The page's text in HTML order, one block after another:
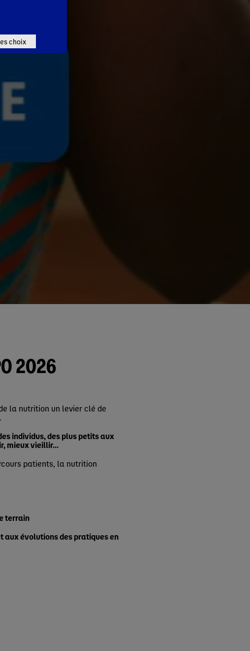
2026​
la nutrition un levier clé de
individus, des plus petits aux
mieux vieillir...
patients, la nutrition
terrain
aux évolutions des pratiques en
choix